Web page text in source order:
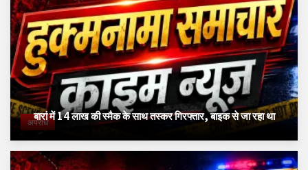
अपराध
बारां में 14 लाख की स्मैक के साथ तस्कर गिरफ्तार, बाइक से जा रहा था